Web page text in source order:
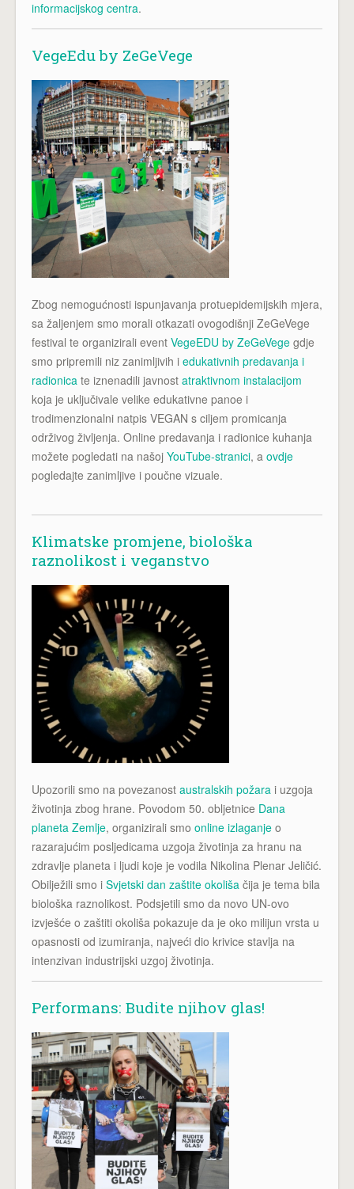
informacijskog centra.
VegeEdu by ZeGeVege
Zbog nemogućnosti ispunjavanja protuepidemijskih mjera,
sa žaljenjem smo morali otkazati ovogodišnji ZeGeVege
festival te organizirali event VegeEDU by ZeGeVege gdje
smo pripremili niz zanimljivih i edukativnih predavanja i
radionica te iznenadili javnost atraktivnom instalacijom
koja je uključivale velike edukativne panoe i
trodimenzionalni natpis VEGAN s ciljem promicanja
održivog življenja. Online predavanja i radionice kuhanja
možete pogledati na našoj YouTube-stranici, a ovdje
pogledajte zanimljive i poučne vizuale.
Klimatske promjene, biološka
raznolikost i veganstvo
Upozorili smo na povezanost australskih požara i uzgoja
životinja zbog hrane. Povodom 50. obljetnice Dana
planeta Zemlje, organizirali smo online izlaganje o
razarajućim posljedicama uzgoja životinja za hranu na
zdravlje planeta i ljudi koje je vodila Nikolina Plenar Jeličić.
Obilježili smo i Svjetski dan zaštite okoliša čija je tema bila
biološka raznolikost. Podsjetili smo da novo UN-ovo
izvješće o zaštiti okoliša pokazuje da je oko milijun vrsta u
opasnosti od izumiranja, najveći dio krivice stavlja na
intenzivan industrijski uzgoj životinja.
Performans: Budite njihov glas!